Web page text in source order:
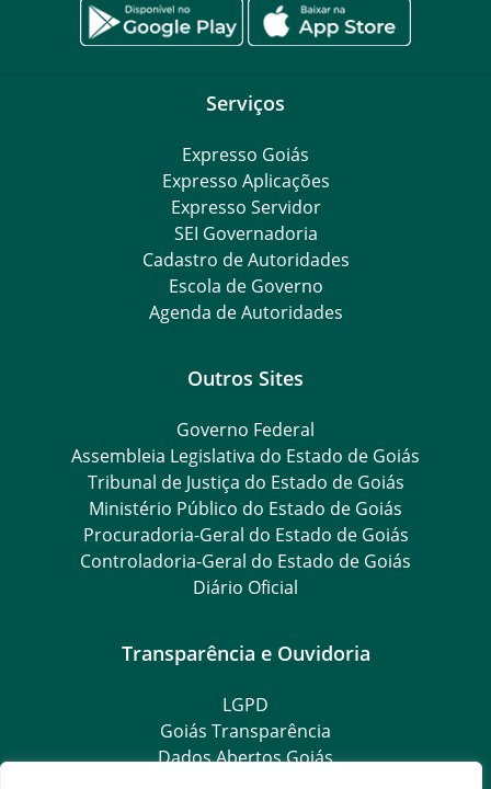
Serviços
Expresso Goiás
Expresso Aplicações
Expresso Servidor
SEI Governadoria
Cadastro de Autoridades
Escola de Governo
Agenda de Autoridades
Outros Sites
Governo Federal
Assembleia Legislativa do Estado de Goiás
Tribunal de Justiça do Estado de Goiás
Ministério Público do Estado de Goiás
Procuradoria-Geral do Estado de Goiás
Controladoria-Geral do Estado de Goiás
Diário Oficial
Transparência e Ouvidoria
LGPD
Goiás Transparência
Dados Abertos Goiás